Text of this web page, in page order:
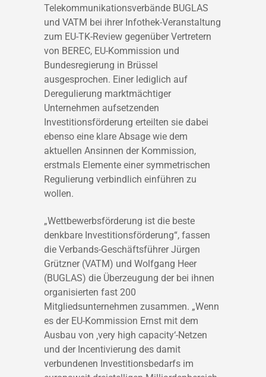
Telekommunikationsverbände BUGLAS
und VATM bei ihrer Infothek-Veranstaltung
zum EU-TK-Review gegenüber Vertretern
von BEREC, EU-Kommission und
Bundesregierung in Brüssel
ausgesprochen. Einer lediglich auf
Deregulierung marktmächtiger
Unternehmen aufsetzenden
Investitionsförderung erteilten sie dabei
ebenso eine klare Absage wie dem
aktuellen Ansinnen der Kommission,
erstmals Elemente einer symmetrischen
Regulierung verbindlich einführen zu
wollen.
„Wettbewerbsförderung ist die beste
denkbare Investitionsförderung“, fassen
die Verbands-Geschäftsführer Jürgen
Grützner (VATM) und Wolfgang Heer
(BUGLAS) die Überzeugung der bei ihnen
organisierten fast 200
Mitgliedsunternehmen zusammen. „Wenn
es der EU-Kommission Ernst mit dem
Ausbau von ‚very high capacity‘-Netzen
und der Incentivierung des damit
verbundenen Investitionsbedarfs im